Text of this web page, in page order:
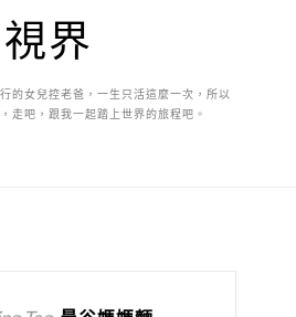
視界
的女兒控老爸，一生只活這麼一次，所以
走吧，跟我一起踏上世界的旅程吧。